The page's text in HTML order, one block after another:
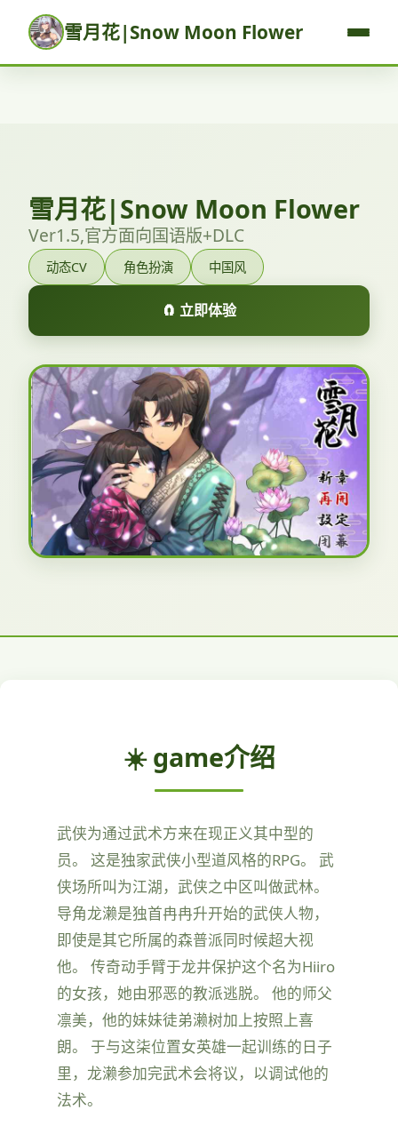
雪月花|Snow Moon Flower
雪月花|Snow Moon Flower
Ver1.5,官方面向国语版+DLC
动态CV 角色扮演 中国风
🧲 立即体验
☀️ game介绍
武侠为通过武术方来在现正义其中型的
员。 这是独家武侠小型道风格的RPG。 武
侠场所叫为江湖，武侠之中区叫做武林。
导角龙濑是独首冉冉升开始的武侠人物，
即使是其它所属的森普派同时候超大视
他。 传奇动手臂于龙井保护这个名为Hiiro
的女孩，她由邪恶的教派逃脱。 他的师父
凛美，他的妹妹徒弟濑树加上按照上喜
朗。 于与这柒位置女英雄一起训练的日子
里，龙濑参加完武术会将议，以调试他的
法术。